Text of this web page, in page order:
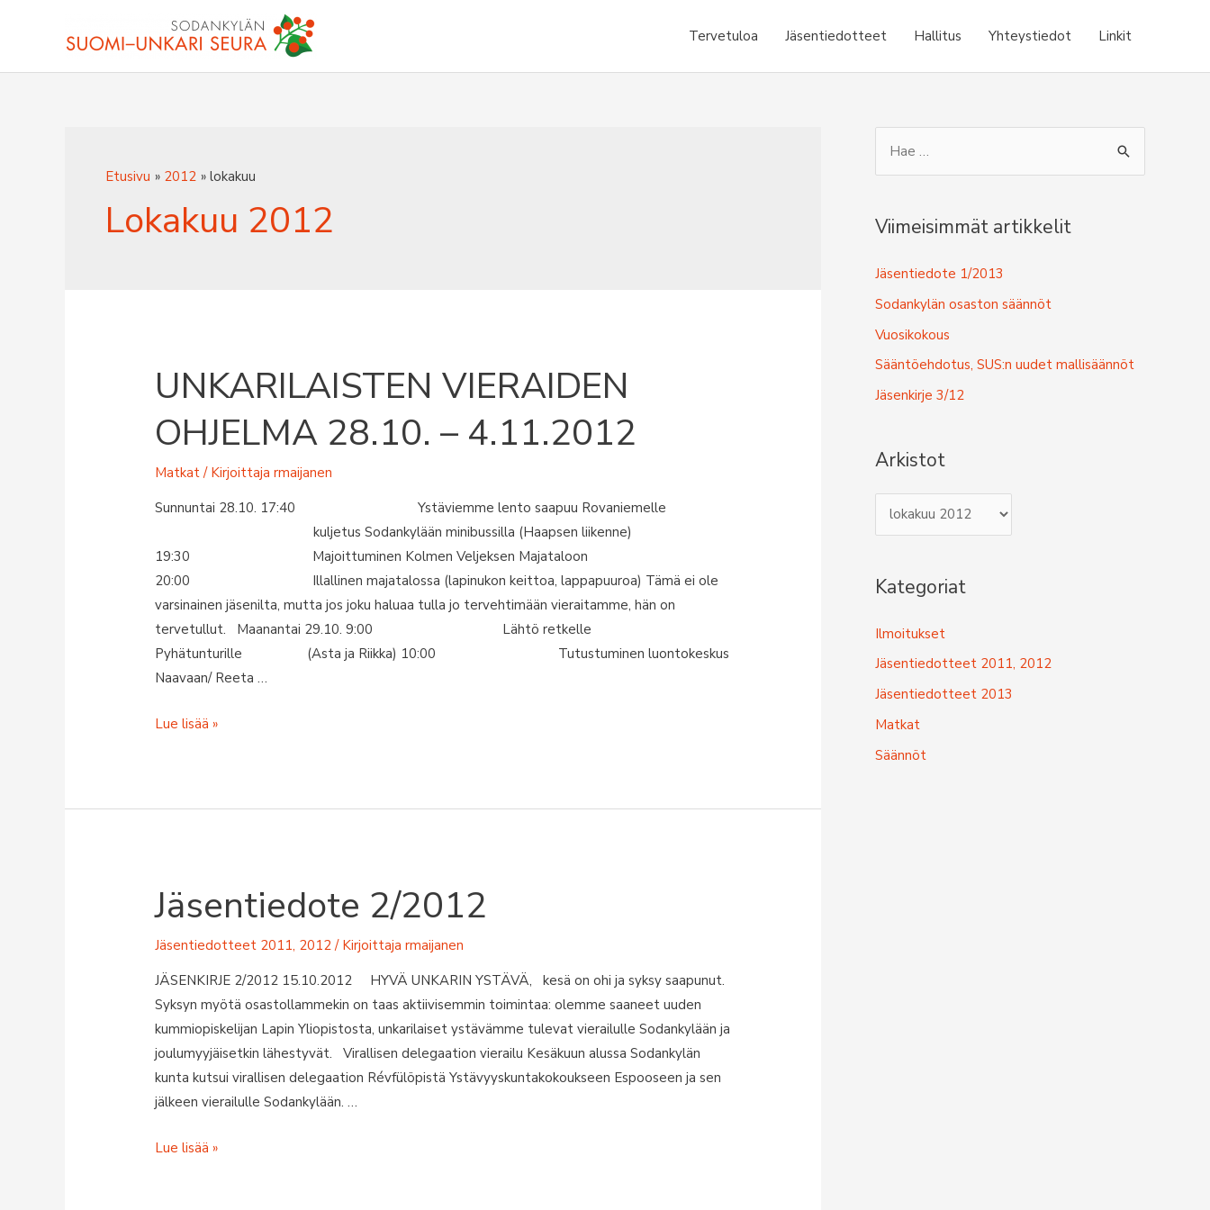
Tervetuloa Jäsentiedotteet Hallitus Yhteystiedot Linkit
Etusivu 2012 lokakuu
Lokakuu 2012
UNKARILAISTEN VIERAIDEN
OHJELMA 28.10. – 4.11.2012
Matkat/ Kirjoittajarmaijanen
Sunnuntai 28.10. 17:40 Ystäviemme lento saapuu Rovaniemelle
kuljetus Sodankylään minibussilla (Haapsen liikenne)
19:30 Majoittuminen Kolmen Veljeksen Majataloon
20:00 Illallinen majatalossa (lapinukon keittoa, lappapuuroa) Tämä ei ole
varsinainen jäsenilta, mutta jos joku haluaa tulla jo tervehtimään vieraitamme, hän on
tervetullut. Maanantai 29.10. 9:00 Lähtö retkelle
Pyhätunturille (Asta ja Riikka) 10:00 Tutustuminen luontokeskus
Naavaan/ Reeta …
UNKARILAISTEN
Lue lisää »
Jäsentiedote 2/2012
Jäsentiedotteet 2011, 2012/ Kirjoittajarmaijanen
JÄSENKIRJE 2/2012 15.10.2012 HYVÄ UNKARIN YSTÄVÄ, kesä on ohi ja syksy saapunut.
Syksyn myötä osastollammekin on taas aktiivisemmin toimintaa: olemme saaneet uuden
kummiopiskelijan Lapin Yliopistosta, unkarilaiset ystävämme tulevat vierailulle Sodankylään ja
joulumyyjäisetkin lähestyvät. Virallisen delegaation vierailu Kesäkuun alussa Sodankylän
kunta kutsui virallisen delegaation Révfülöpistä Ystävyyskuntakokoukseen Espooseen ja sen
jälkeen vierailulle Sodankylään. …
Jäsentiedote
Lue lisää »
r
h
f
o
r
Viimeisimmät artikkelit
Jäsentiedote 1/2013
Sodankylän osaston säännöt
Vuosikokous
Sääntöehdotus, SUS:n uudet mallisäännöt
Jäsenkirje 3/12
Arkistot
r
t
o
t
Kategoriat
Ilmoitukset
Jäsentiedotteet 2011, 2012
Jäsentiedotteet 2013
Matkat
Säännöt